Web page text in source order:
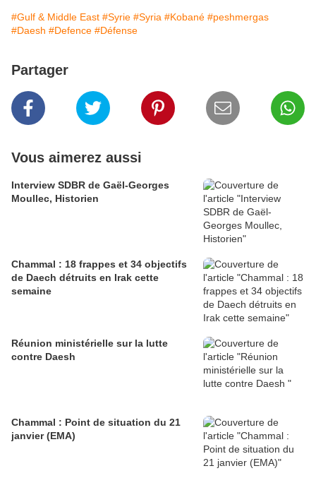
#Gulf & Middle East #Syrie #Syria #Kobané #peshmergas
#Daesh #Defence #Défense
Partager
Vous aimerez aussi
Interview SDBR de Gaël-Georges
Moullec, Historien
Chammal : 18 frappes et 34 objectifs
de Daech détruits en Irak cette
semaine
Réunion ministérielle sur la lutte
contre Daesh
Chammal : Point de situation du 21
janvier (EMA)